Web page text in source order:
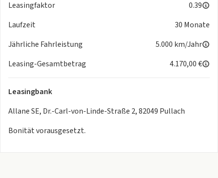
Gewährleistung im kaufrechtlichen Sinne dar.
Fahrzeugabbildung zeigt ggf. Sonderausstattungen.
abweichen. Ausschlaggebend ist die Beschreibung gemäß
Bei Fahrzeugrückgabe fallen Kosten i.H.v. 179€ für Gutachter
Außerdem haben Sie die Möglichkeit, dass Fahrzeug an
einem Leasingrückgabe-Standort in Garching kostenlos
abzugeben. Sofern Sie dies nicht möchten, fällt eine
Leasingfaktor
0.39
Laufzeit
30 Monate
Jährliche Fahrleistung
5.000 km/Jahr
Leasing-Gesamtbetrag
4.170,00 €
Leasingbank
Allane SE, Dr.-Carl-von-Linde-Straße 2, 82049 Pullach
Bonität vorausgesetzt.